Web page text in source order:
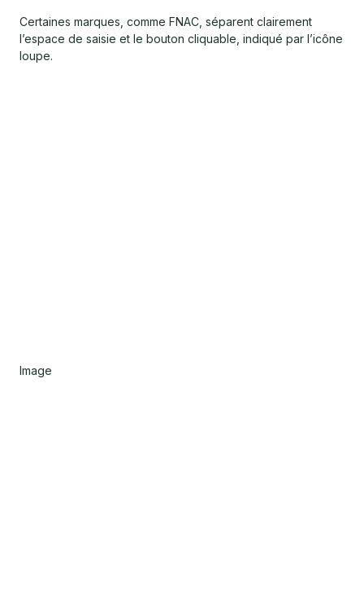
Certaines marques, comme FNAC, séparent clairement
l’espace de saisie et le bouton cliquable, indiqué par l’icône
loupe.
Image